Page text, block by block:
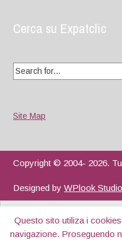
Cerca su Expatclic
Search
for:
Site Map
Copyright © 2004- 2026.
Designed byWPlook Studio
Questo sito utiliza i
navigazione. Proseguendo